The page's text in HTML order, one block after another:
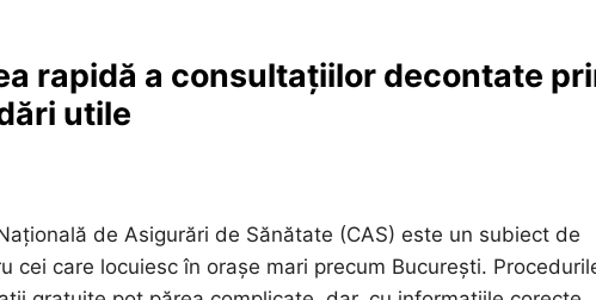
rapidă a consultațiilor decontate
utile
de Asigurări de Sănătate (CAS) este un subiect de
cei care locuiesc în orașe mari precum București.